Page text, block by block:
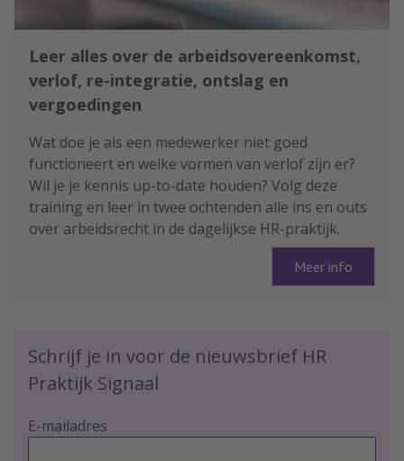
Leer alles over de arbeidsovereenkomst,
verlof, re-integratie, ontslag en
vergoedingen
Wat doe je als een medewerker niet goed
functioneert en welke vormen van verlof zijn er?
Wil je je kennis up-to-date houden? Volg deze
training en leer in twee ochtenden alle ins en outs
over arbeidsrecht in de dagelijkse HR-praktijk.
Meer info
Schrijf je in voor de nieuwsbrief HR
Praktijk Signaal
E-mailadres